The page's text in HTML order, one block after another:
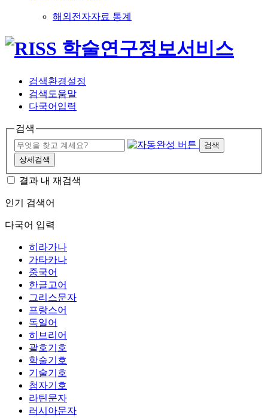
해외전자자료 통계
검색환경설정
검색도움말
다국어입력
검색
검색
상세검색
결과 내 재검색
인기 검색어
다국어 입력
히라가나
가타카나
중국어
한글고어
그리스문자
프랑스어
독일어
히브리어
괄호기호
학술기호
기술기호
첨자기호
라틴문자
러시아문자